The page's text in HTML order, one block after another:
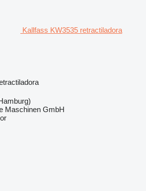
Kallfass KW3535 retractiladora
Maschinen GmbH